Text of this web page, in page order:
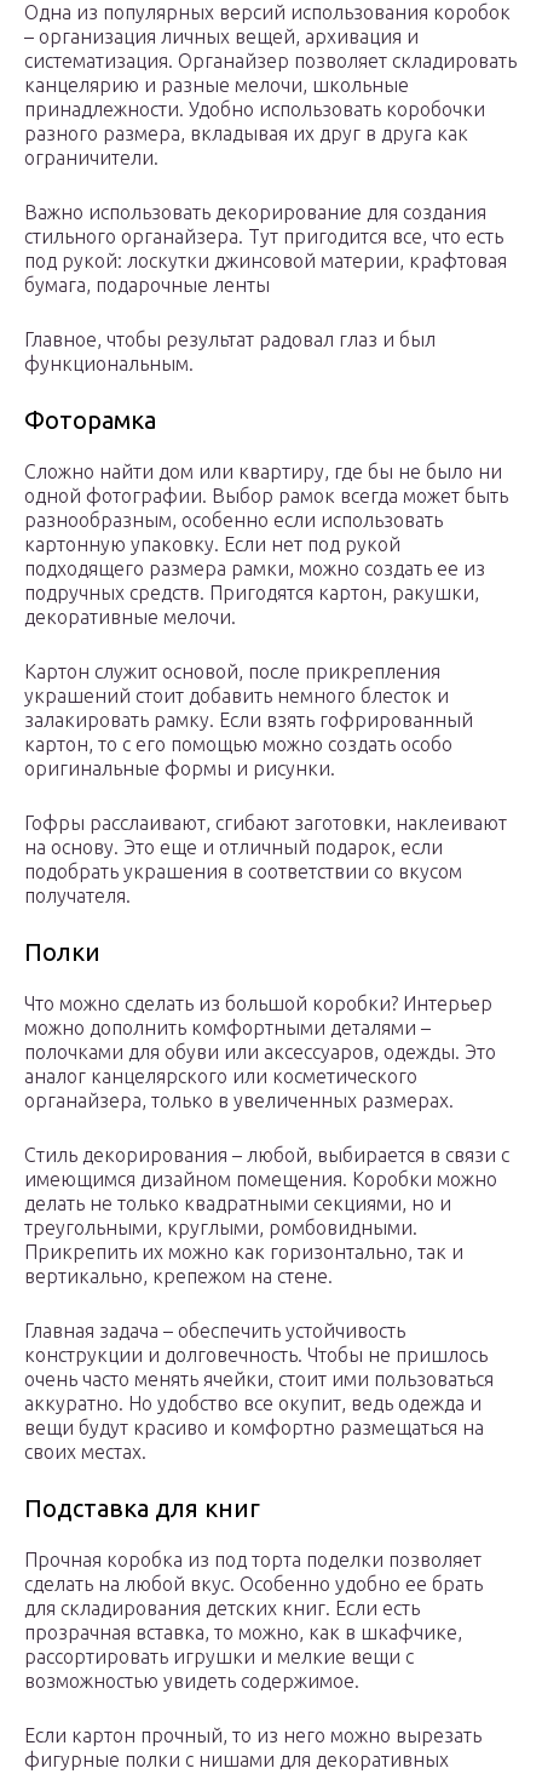
Одна из популярных версий использования коробок
– организация личных вещей, архивация и
систематизация. Органайзер позволяет складировать
канцелярию и разные мелочи, школьные
принадлежности. Удобно использовать коробочки
разного размера, вкладывая их друг в друга как
ограничители.
Важно использовать декорирование для создания
стильного органайзера. Тут пригодится все, что есть
под рукой: лоскутки джинсовой материи, крафтовая
бумага, подарочные ленты
Главное, чтобы результат радовал глаз и был
функциональным.
Фоторамка
Сложно найти дом или квартиру, где бы не было ни
одной фотографии. Выбор рамок всегда может быть
разнообразным, особенно если использовать
картонную упаковку. Если нет под рукой
подходящего размера рамки, можно создать ее из
подручных средств. Пригодятся картон, ракушки,
декоративные мелочи.
Картон служит основой, после прикрепления
украшений стоит добавить немного блесток и
залакировать рамку. Если взять гофрированный
картон, то с его помощью можно создать особо
оригинальные формы и рисунки.
Гофры расслаивают, сгибают заготовки, наклеивают
на основу. Это еще и отличный подарок, если
подобрать украшения в соответствии со вкусом
получателя.
Полки
Что можно сделать из большой коробки? Интерьер
можно дополнить комфортными деталями –
полочками для обуви или аксессуаров, одежды. Это
аналог канцелярского или косметического
органайзера, только в увеличенных размерах.
Стиль декорирования – любой, выбирается в связи с
имеющимся дизайном помещения. Коробки можно
делать не только квадратными секциями, но и
треугольными, круглыми, ромбовидными.
Прикрепить их можно как горизонтально, так и
вертикально, крепежом на стене.
Главная задача – обеспечить устойчивость
конструкции и долговечность. Чтобы не пришлось
очень часто менять ячейки, стоит ими пользоваться
аккуратно. Но удобство все окупит, ведь одежда и
вещи будут красиво и комфортно размещаться на
своих местах.
Подставка для книг
Прочная коробка из под торта поделки позволяет
сделать на любой вкус. Особенно удобно ее брать
для складирования детских книг. Если есть
прозрачная вставка, то можно, как в шкафчике,
рассортировать игрушки и мелкие вещи с
возможностью увидеть содержимое.
Если картон прочный, то из него можно вырезать
фигурные полки с нишами для декоративных